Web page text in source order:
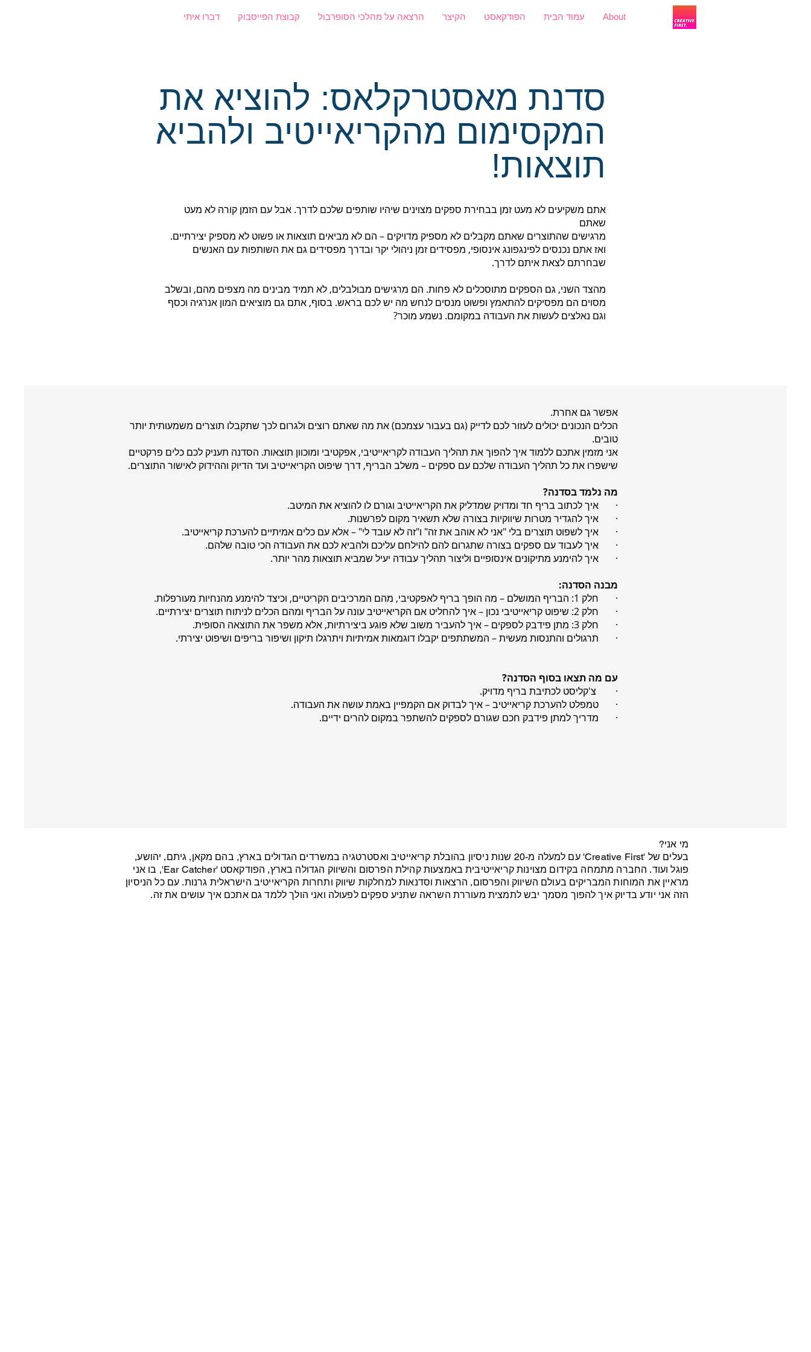
דברו איתי קבוצת הפייסבוק הרצאה על מהלכי הסופרבול הקיצר הפודקאסט עמוד הבית About
סדנת מאסטרקלאס: להוציא את
המקסימום מהקריאייטיב ולהביא
תוצאות!
אתם משקיעים לא מעט זמן בבחירת ספקים מצוינים שיהיו שותפים שלכם לדרך. אבל עם הזמן קורה לא מעט
שאתם
מרגישים שהתוצרים שאתם מקבלים לא מספיק מדויקים – הם לא מביאים תוצאות או פשוט לא מספיק יצירתיים.
ואז אתם נכנסים לפינגפונג אינסופי, מפסידים זמן ניהולי יקר ובדרך מפסידים גם את השותפות עם האנשים
שבחרתם לצאת איתם לדרך.
מהצד השני, גם הספקים מתוסכלים לא פחות. הם מרגישים מבולבלים, לא תמיד מבינים מה מצפים מהם, ובשלב
מסוים הם מפסיקים להתאמץ ופשוט מנסים לנחש מה יש לכם בראש. בסוף, אתם גם מוציאים המון אנרגיה וכסף
וגם נאלצים לעשות את העבודה במקומם. נשמע מוכר?
אפשר גם אחרת.
הכלים הנכונים יכולים לעזור לכם לדייק (גם בעבור עצמכם) את מה שאתם רוצים ולגרום לכך שתקבלו תוצרים משמעותית יותר
טובים.
אני מזמין אתכם ללמוד איך להפוך את תהליך העבודה לקריאייטיבי, אפקטיבי ומוכוון תוצאות. הסדנה תעניק לכם כלים פרקטיים
שישפרו את כל תהליך העבודה שלכם עם ספקים – משלב הבריף, דרך שיפוט הקריאייטיב ועד הדיוק וההידוק לאישור התוצרים.
מה נלמד בסדנה?
· איך לכתוב בריף חד ומדויק שמדליק את הקריאייטיב וגורם לו להוציא את המיטב.
· איך להגדיר מטרות שיווקיות בצורה שלא תשאיר מקום לפרשנות.
· איך לשפוט תוצרים בלי "אני לא אוהב את זה" ו"זה לא עובד לי" – אלא עם כלים אמיתיים להערכת קריאייטיב.
· איך לעבוד עם ספקים בצורה שתגרום להם להילחם עליכם ולהביא לכם את העבודה הכי טובה שלהם.
· איך להימנע מתיקונים אינסופיים וליצור תהליך עבודה יעיל שמביא תוצאות מהר יותר.
מבנה הסדנה:
· חלק 1: הבריף המושלם – מה הופך בריף לאפקטיבי, מהם המרכיבים הקריטיים, וכיצד להימנע מהנחיות מעורפלות.
· חלק 2: שיפוט קריאייטיבי נכון – איך להחליט אם הקריאייטיב עונה על הבריף ומהם הכלים לניתוח תוצרים יצירתיים.
· חלק 3: מתן פידבק לספקים – איך להעביר משוב שלא פוגע ביצירתיות, אלא משפר את התוצאה הסופית.
· תרגולים והתנסות מעשית – המשתתפים יקבלו דוגמאות אמיתיות ויתרגלו תיקון ושיפור בריפים ושיפוט יצירתי.
עם מה תצאו בסוף הסדנה?
· צ'קליסט לכתיבת בריף מדויק.
· טמפלט להערכת קריאייטיב – איך לבדוק אם הקמפיין באמת עושה את העבודה.
· מדריך למתן פידבק חכם שגורם לספקים להשתפר במקום להרים ידיים.
This is a Paragraph. Click on "Edit Text" or double click on the text box to start editing the content.
מי אני?
בעלים של 'Creative First' עם למעלה מ-20 שנות ניסיון בהובלת קריאייטיב ואסטרטגיה במשרדים הגדולים בארץ, בהם מקאן, גיתם, יהושע,
פוגל ועוד. החברה מתמחה בקידום מצוינות קריאייטיבית באמצעות קהילת הפרסום והשיווק הגדולה בארץ, הפודקאסט 'Ear Catcher', בו אני
מראיין את המוחות המבריקים בעולם השיווק והפרסום, הרצאות וסדנאות למחלקות שיווק ותחרות הקריאייטיב הישראלית גרנות. עם כל הניסיון
הזה אני יודע בדיוק איך להפוך מסמך יבש לתמצית מעוררת השראה שתניע ספקים לפעולה ואני הולך ללמד גם אתכם איך עושים את זה.